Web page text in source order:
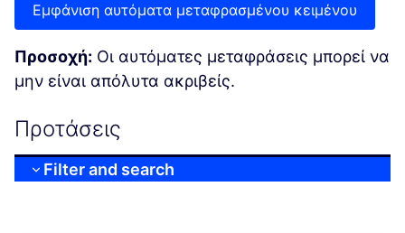
Εμφάνιση αυτόματα μεταφρασμένου κειμένου
Προσοχή: Οι αυτόματες μεταφράσεις μπορεί να
μην είναι απόλυτα ακριβείς.
Προτάσεις
Filter and search